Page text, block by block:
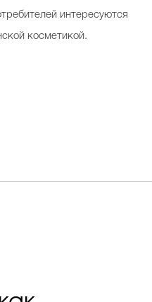
интересуются
косметикой.